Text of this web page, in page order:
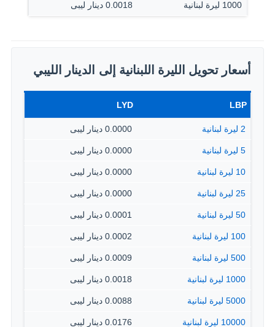
1000 ليرة لبنانية 0.0018 دينار ليبى
أسعار تحويل الليرة اللبنانية إلى الدينار الليبي
LBP
LYD
2 ليرة لبنانية 0.0000 دينار ليبى
5 ليرة لبنانية 0.0000 دينار ليبى
10 ليرة لبنانية 0.0000 دينار ليبى
25 ليرة لبنانية 0.0000 دينار ليبى
50 ليرة لبنانية 0.0001 دينار ليبى
100 ليرة لبنانية 0.0002 دينار ليبى
500 ليرة لبنانية 0.0009 دينار ليبى
1000 ليرة لبنانية 0.0018 دينار ليبى
5000 ليرة لبنانية 0.0088 دينار ليبى
10000 ليرة لبنانية 0.0176 دينار ليبى